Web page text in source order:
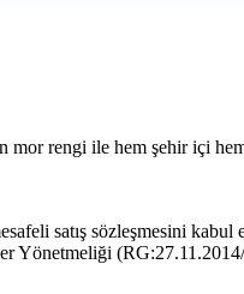
rengi ile hem şehir içi
satış sözleşmesini kabul
Yönetmeliği